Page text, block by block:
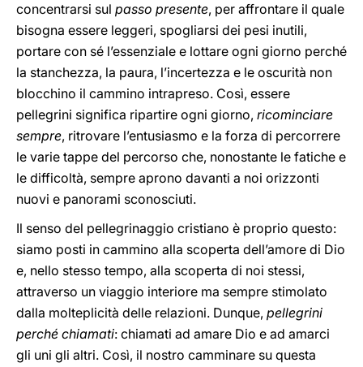
concentrarsi sul passo presente, per affrontare il quale
bisogna essere leggeri, spogliarsi dei pesi inutili,
portare con sé l’essenziale e lottare ogni giorno perché
la stanchezza, la paura, l’incertezza e le oscurità non
blocchino il cammino intrapreso. Così, essere
pellegrini significa ripartire ogni giorno, ricominciare
sempre, ritrovare l’entusiasmo e la forza di percorrere
le varie tappe del percorso che, nonostante le fatiche e
le difficoltà, sempre aprono davanti a noi orizzonti
nuovi e panorami sconosciuti.
Il senso del pellegrinaggio cristiano è proprio questo:
siamo posti in cammino alla scoperta dell’amore di Dio
e, nello stesso tempo, alla scoperta di noi stessi,
attraverso un viaggio interiore ma sempre stimolato
dalla molteplicità delle relazioni. Dunque, pellegrini
perché chiamati: chiamati ad amare Dio e ad amarci
gli uni gli altri. Così, il nostro camminare su questa